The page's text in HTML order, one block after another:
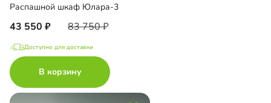
Распашной шкаф Юлара-3
43 550 83 750
Доступно для доставки
В корзину